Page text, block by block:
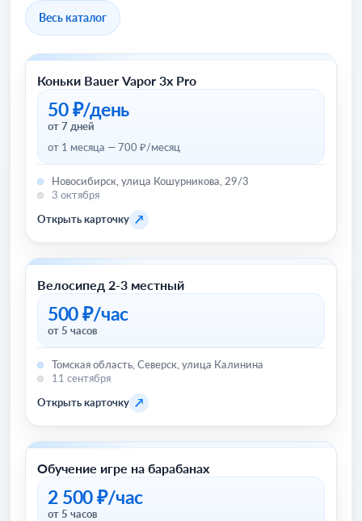
Весь каталог
Зимний инвентарь (сноуборды, лыжи и прочее)
Коньки Bauer Vapor 3x Pro
50 ₽/день
от 7 дней
от 1 месяца — 700 ₽/месяц
Новосибирск, улица Кошурникова, 29/3
3 октября
Открыть карточку ↗
Велосипеды
Велосипед 2-3 местный
500 ₽/час
от 5 часов
Томская область, Северск, улица Калинина
11 сентября
Открыть карточку ↗
Хобби и отдых
Обучение игре на барабанах
2 500 ₽/час
от 5 часов